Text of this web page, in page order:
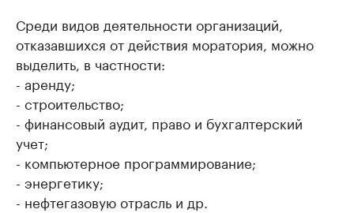
Среди видов деятельности организаций,
отказавшихся от действия моратория, можно
выделить, в частности:
- аренду;
- строительство;
- финансовый аудит, право и бухгалтерский
учет;
- компьютерное программирование;
- энергетику;
- нефтегазовую отрасль и др.